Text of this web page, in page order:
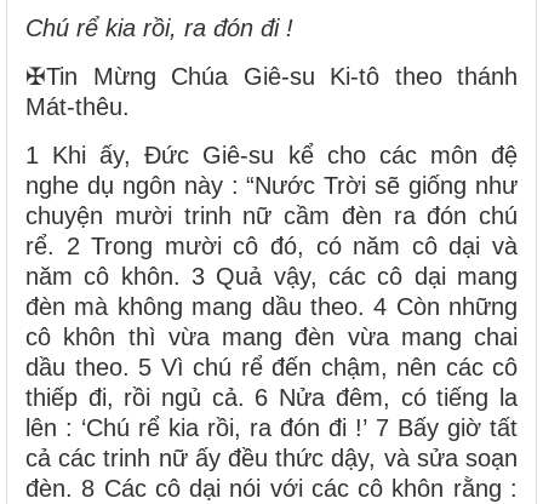
Chú rể kia rồi, ra đón đi !
✠Tin Mừng Chúa Giê-su Ki-tô theo thánh
Mát-thêu.
1 Khi ấy, Đức Giê-su kể cho các môn đệ
nghe dụ ngôn này : “Nước Trời sẽ giống như
chuyện mười trinh nữ cầm đèn ra đón chú
rể. 2 Trong mười cô đó, có năm cô dại và
năm cô khôn. 3 Quả vậy, các cô dại mang
đèn mà không mang dầu theo. 4 Còn những
cô khôn thì vừa mang đèn vừa mang chai
dầu theo. 5 Vì chú rể đến chậm, nên các cô
thiếp đi, rồi ngủ cả. 6 Nửa đêm, có tiếng la
lên : ‘Chú rể kia rồi, ra đón đi !’ 7 Bấy giờ tất
cả các trinh nữ ấy đều thức dậy, và sửa soạn
đèn. 8 Các cô dại nói với các cô khôn rằng :